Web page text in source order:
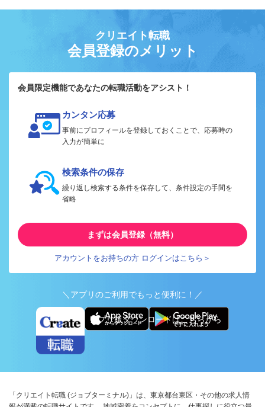
クリエイト転職
会員登録のメリット
会員限定機能であなたの転職活動をアシスト！
カンタン応募
事前にプロフィールを登録しておくことで、応募時の
入力が簡単に
検索条件の保存
繰り返し検索する条件を保存して、条件設定の手間を
省略
まずは会員登録（無料）
アカウントをお持ちの方 ログインはこちら＞
＼アプリのご利用でもっと便利に！／
アプリ版ダウンロードはこちらから
「クリエイト転職 (ジョブターミナル)」は、東京都台東区・その他の求人情